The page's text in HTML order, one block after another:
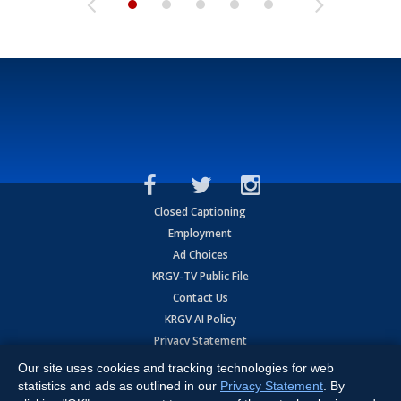
Closed Captioning
Employment
Ad Choices
KRGV-TV Public File
Contact Us
KRGV AI Policy
Privacy Statement
Terms of Use
Contrato de Terminos y Coniciones de Uso
Our site uses cookies and tracking technologies for web
statistics and ads as outlined in our Privacy Statement . By